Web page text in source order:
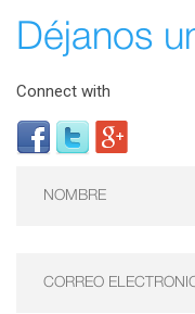
Déjanos
Connect with